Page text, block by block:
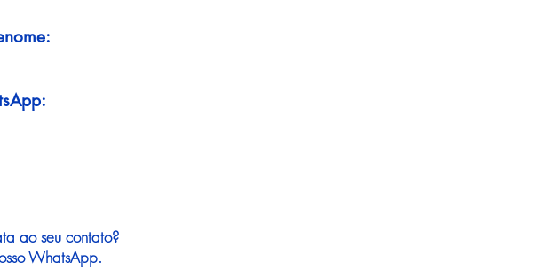
ao seu contato?
WhatsApp.